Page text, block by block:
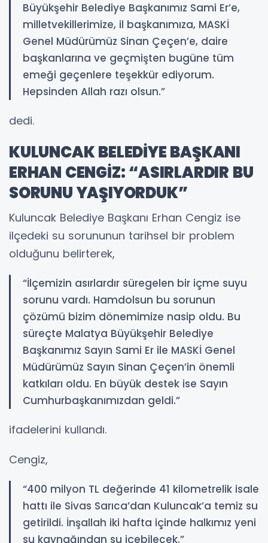
Büyükşehir Belediye Başkanımız Sami Er’e,
milletvekillerimize, il başkanımıza, MASKİ
Genel Müdürümüz Sinan Çeçen’e, daire
başkanlarına ve geçmişten bugüne tüm
emeği geçenlere teşekkür ediyorum.
Hepsinden Allah razı olsun.”
dedi.
KULUNCAK BELEDİYE BAŞKANI
ERHAN CENGİZ: “ASIRLARDIR BU
SORUNU YAŞIYORDUK”
Kuluncak Belediye Başkanı Erhan Cengiz ise
ilçedeki su sorununun tarihsel bir problem
olduğunu belirterek,
“İlçemizin asırlardır süregelen bir içme suyu
sorunu vardı. Hamdolsun bu sorunun
çözümü bizim dönemimize nasip oldu. Bu
süreçte Malatya Büyükşehir Belediye
Başkanımız Sayın Sami Er ile MASKİ Genel
Müdürümüz Sayın Sinan Çeçen’in önemli
katkıları oldu. En büyük destek ise Sayın
Cumhurbaşkanımızdan geldi.”
ifadelerini kullandı.
Cengiz,
“400 milyon TL değerinde 41 kilometrelik isale
hattı ile Sivas Sarıca’dan Kuluncak’a temiz su
getirildi. İnşallah iki hafta içinde halkımız yeni
su kaynağından su içebilecek.”